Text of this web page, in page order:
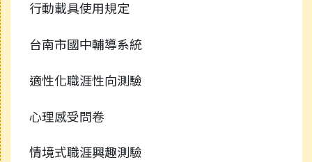
行動載具使用規定
台南市國中輔導系統
適性化職涯性向測驗
心理感受問卷
情境式職涯興趣測驗